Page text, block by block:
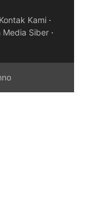
Kontak Kami ·
Media Siber ·